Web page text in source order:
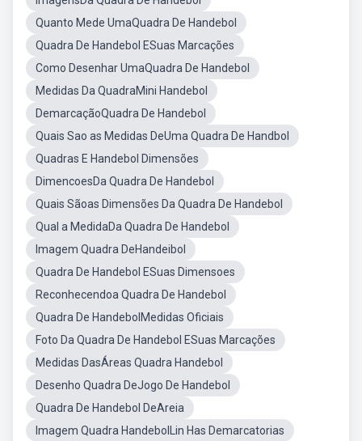
Quanto Mede UmaQuadra De Handebol
Quadra De Handebol ESuas Marcações
Como Desenhar UmaQuadra De Handebol
Medidas Da QuadraMini Handebol
DemarcaçãoQuadra De Handebol
Quais Sao as Medidas DeUma Quadra De Handbol
Quadras E Handebol Dimensões
DimencoesDa Quadra De Handebol
Quais Sãoas Dimensões Da Quadra De Handebol
Qual a MedidaDa Quadra De Handebol
Imagem Quadra DeHandeibol
Quadra De Handebol ESuas Dimensoes
Reconhecendoa Quadra De Handebol
Quadra De HandebolMedidas Oficiais
Foto Da Quadra De Handebol ESuas Marcações
Medidas DasÁreas Quadra Handebol
Desenho Quadra DeJogo De Handebol
Quadra De Handebol DeAreia
Imagem Quadra HandebolLin Has Demarcatorias